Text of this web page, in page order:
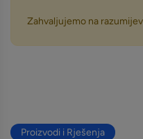
Zahvaljujemo na
Proizvodi i Rješenja